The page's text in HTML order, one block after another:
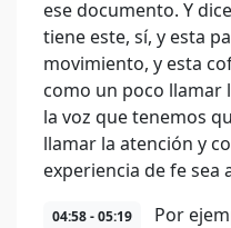
ese documento. Y
tiene este, sí, y esta
movimiento, y esta
como un poco llamar
la voz que tenemos
llamar la atención y
experiencia de fe sea
04:58 - 05:19
Por